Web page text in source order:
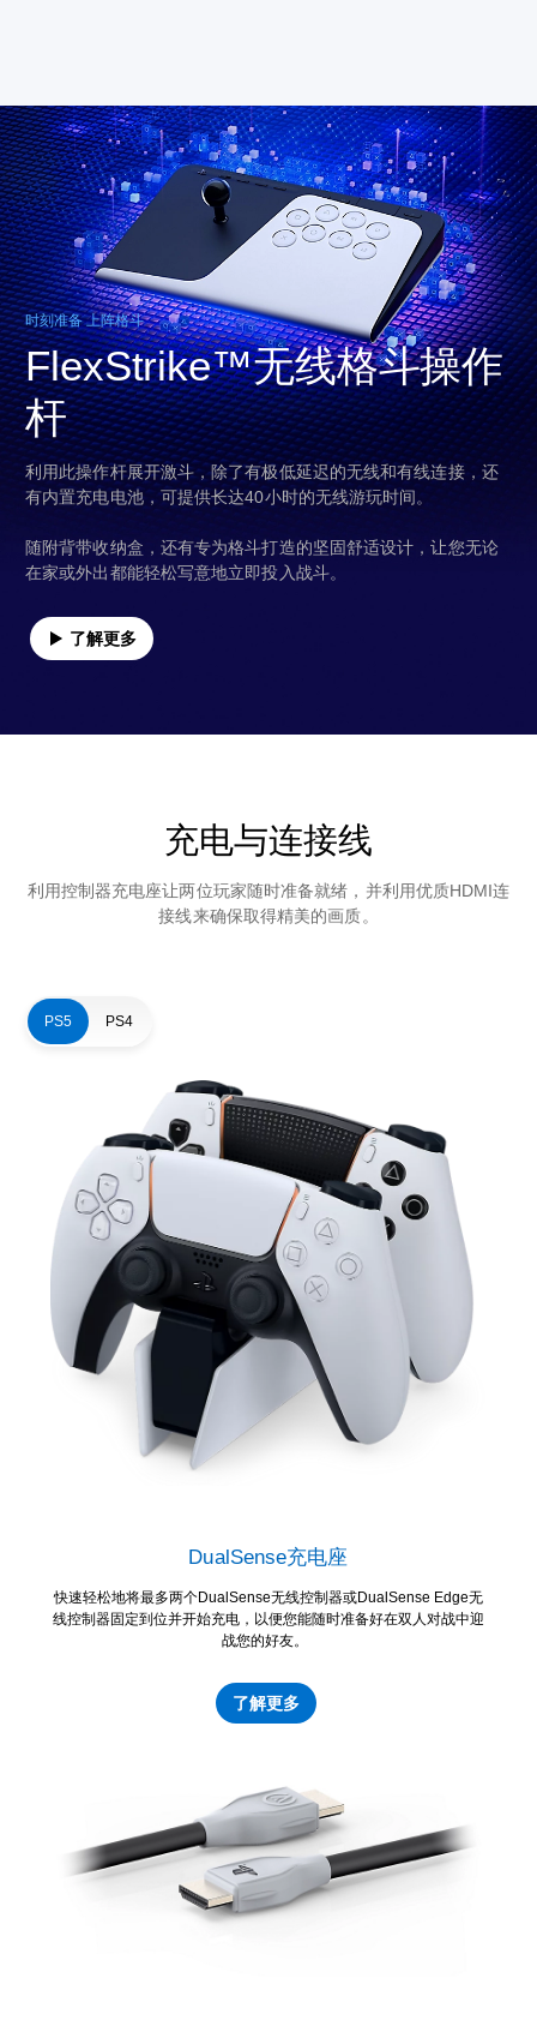
时刻准备 上阵格斗
FlexStrike™无线格斗操作
杆
利用此操作杆展开激斗，除了有极低延迟的无线和有线连接，还
有内置充电电池，可提供长达40小时的无线游玩时间。
随附背带收纳盒，还有专为格斗打造的坚固舒适设计，让您无论
在家或外出都能轻松写意地立即投入战斗。
了解更多
充电与连接线
利用控制器充电座让两位玩家随时准备就绪，并利用优质HDMI连
接线来确保取得精美的画质。
PS5 PS4
DualSense充电座
快速轻松地将最多两个DualSense无线控制器或DualSense Edge无
线控制器固定到位并开始充电，以便您能随时准备好在双人对战中迎
战您的好友。
了解更多